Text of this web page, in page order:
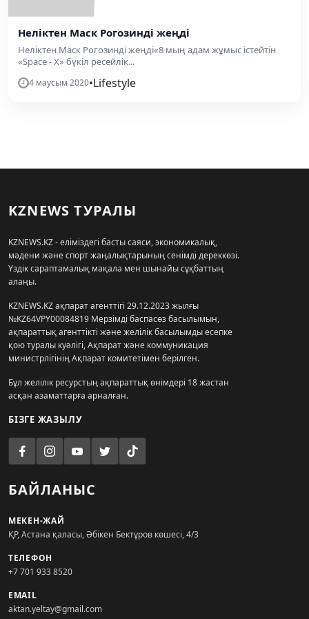
Неліктен Маск Рогозинді жеңді
Неліктен Маск Рогозинді жеңді«8 мың адам жұмыс істейтін
«Space - Х» бүкіл ресейлік...
4 маусым 2020•Lifestyle
KZNEWS ТУРАЛЫ
KZNEWS.KZ - еліміздегі басты саяси, экономикалық,
мәдени және спорт жаңалықтарының сенімді дереккөзі.
Үздік сараптамалық мақала мен шынайы сұқбаттың
алаңы.
KZNEWS.KZ ақпарат агенттігі 29.12.2023 жылғы
№KZ64VPY00084819 Мерзімді баспасөз басылымын,
ақпараттық агенттікті және желілік басылымды есепке
қою туралы куәлігі, Ақпарат және коммуникация
министрлігінің Ақпарат комитетімен берілген.
Бұл желілік ресурстың ақпараттық өнімдері 18 жастан
асқан азаматтарға арналған.
БІЗГЕ ЖАЗЫЛУ
БАЙЛАНЫС
МЕКЕН-ЖАЙ
ҚР, Астана қаласы, Әбікен Бектұров көшесі, 4/3
ТЕЛЕФОН
+7 701 933 8520
EMAIL
aktan.yeltay@gmail.com